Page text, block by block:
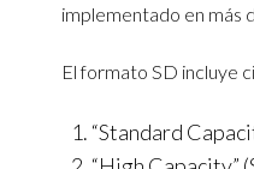
implementado en más
El formato SD incluye
“Standard